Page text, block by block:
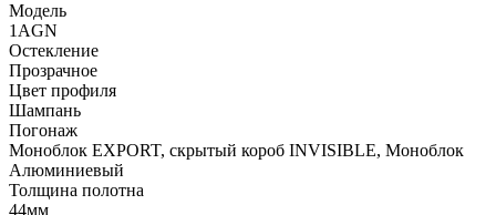
Модель
1AGN
Остекление
Прозрачное
Цвет профиля
Шампань
Погонаж
Моноблок EXPORT, скрытый короб INVISIBLE, Моноблок
Алюминиевый
Толщина полотна
44мм